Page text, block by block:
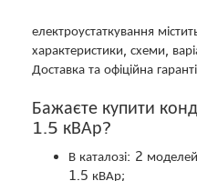
електроустаткування
характеристики, схеми,
Доставка та офіційна
Бажаєте купити
1.5 кВАр?
В каталозі: 2
1.5 кВАр;